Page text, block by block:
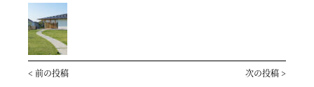
< 前の投稿 次の投稿 >